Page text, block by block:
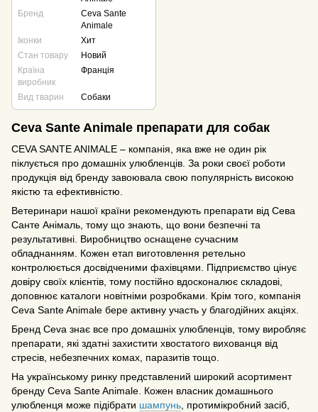
Бренд
Ceva Sante
Animale
Іконки
Хит
Стан товару
Новий
Країна
виробник
Франція
Вид тварин Собаки
Ceva Sante Animale препарати для собак
CEVA SANTE ANIMALE – компанія, яка вже не один рік
піклується про домашніх улюбленців. За роки своєї роботи
продукція від бренду завоювала свою популярність високою
якістю та ефективністю.
Ветеринари нашої країни рекомендують препарати від Сева
Санте Анімаль, тому що знають, що вони безпечні та
результативні. Виробництво оснащене сучасним
обладнанням. Кожен етап виготовлення ретельно
контролюється досвідченими фахівцями. Підприємство цінує
довіру своїх клієнтів, тому постійно вдосконалює складові,
доповнює каталоги новітніми розробками. Крім того, компанія
Ceva Sante Animale бере активну участь у благодійних акціях.
Бренд Ceva знає все про домашніх улюбленців, тому виробляє
препарати, які здатні захистити хвостатого вихованця від
стресів, небезпечних комах, паразитів тощо.
На українському ринку представлений широкий асортимент
бренду Ceva Sante Animale. Кожен власник домашнього
улюбленця може підібрати шампунь , протимікробний засіб,